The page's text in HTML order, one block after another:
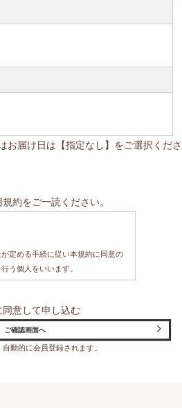
お届け日は【指定なし】をご選択くださ
約をご一読ください。
定める手続に従い本規約に同意の
う個人をいいます。
員が当社に開示した会員の属性に
員に適用され、登録手続時および登
約です。
同意して申し込む
動的に会員登録されます。